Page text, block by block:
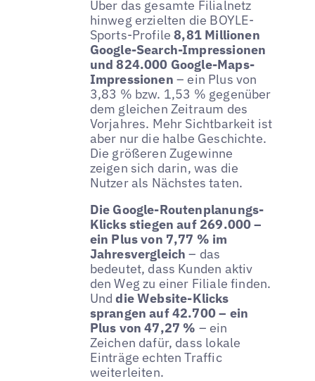
Über das gesamte Filialnetz
hinweg erzielten die BOYLE-
Sports-Profile8,81 Millionen
Google-Search-Impressionen
und 824.000 Google-Maps-
Impressionen – ein Plus von
3,83 % bzw. 1,53 % gegenüber
dem gleichen Zeitraum des
Vorjahres. Mehr Sichtbarkeit ist
aber nur die halbe Geschichte.
Die größeren Zugewinne
zeigen sich darin, was die
Nutzer als Nächstes taten.
Die Google-Routenplanungs-
Klicks stiegen auf 269.000 –
ein Plus von 7,77 % im
Jahresvergleich – das
bedeutet, dass Kunden aktiv
den Weg zu einer Filiale finden.
Unddie Website-Klicks
sprangen auf 42.700 – ein
Plus von 47,27 % – ein
Zeichen dafür, dass lokale
Einträge echten Traffic
weiterleiten.